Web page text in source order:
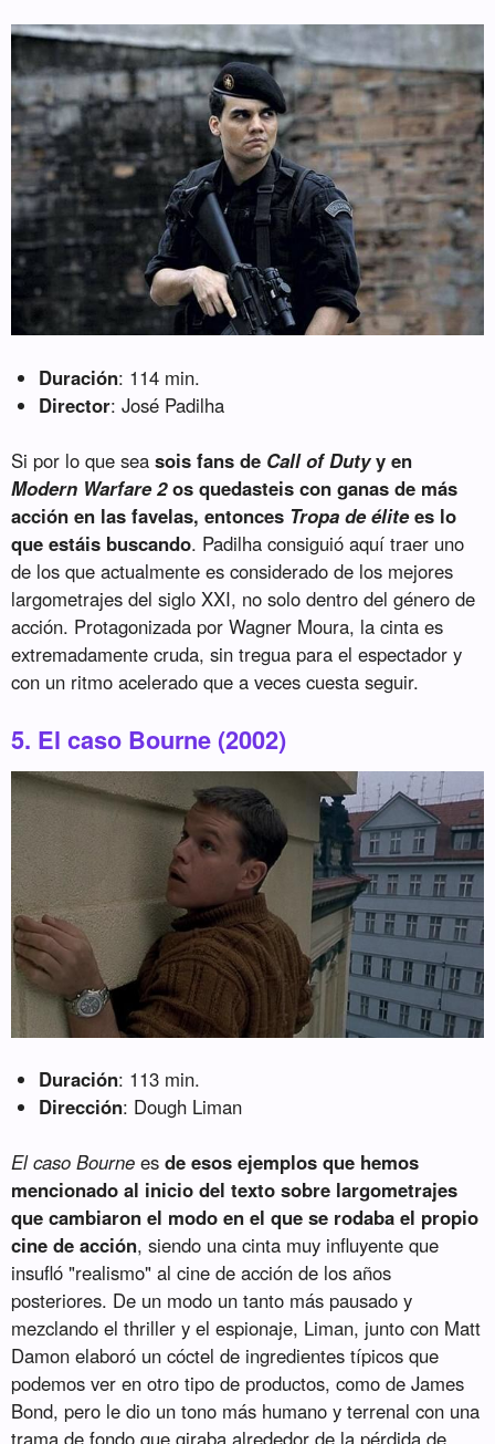
Duración: 114 min.
Director: José Padilha
Si por lo que sea sois fans de Call of Dutyy en
Modern Warfare 2os quedasteis con ganas de más
acción en las favelas, entonces Tropa de élitees lo
que estáis buscando. Padilha consiguió aquí traer uno
de los que actualmente es considerado de los mejores
largometrajes del siglo XXI, no solo dentro del género de
acción. Protagonizada por Wagner Moura, la cinta es
extremadamente cruda, sin tregua para el espectador y
con un ritmo acelerado que a veces cuesta seguir.
5. El caso Bourne (2002)
Duración: 113 min.
Dirección: Dough Liman
El caso Bourne esde esos ejemplos que hemos
mencionado al inicio del texto sobre largometrajes
que cambiaron el modo en el que se rodaba el propio
cine de acción, siendo una cinta muy influyente que
insufló "realismo" al cine de acción de los años
posteriores. De un modo un tanto más pausado y
mezclando el thriller y el espionaje, Liman, junto con Matt
Damon elaboró un cóctel de ingredientes típicos que
podemos ver en otro tipo de productos, como de James
Bond, pero le dio un tono más humano y terrenal con una
trama de fondo que giraba alrededor de la pérdida de